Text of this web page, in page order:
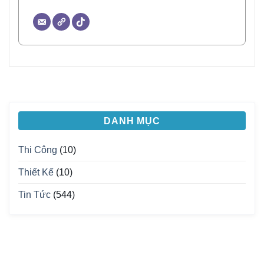
DANH MỤC
Thi Công (10)
Thiết Kế (10)
Tin Tức (544)